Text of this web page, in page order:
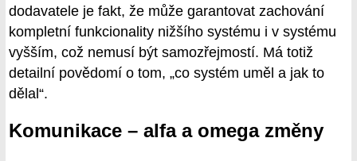
dodavatele je fakt, že může garantovat zachování
kompletní funkcionality nižšího systému i v systému
vyšším, což nemusí být samozřejmostí. Má totiž
detailní povědomí o tom, „co systém uměl a jak to
dělal“.
Komunikace – alfa a omega změny